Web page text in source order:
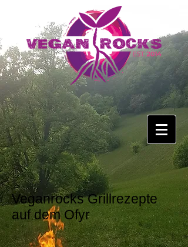
Veganrocks Grillrezepte
auf dem Ofyr